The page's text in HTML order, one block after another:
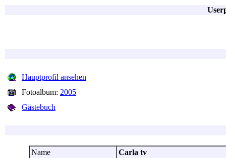
Hauptprofil ansehen
Fotoalbum: 2005
Gästebuch
Name Carla tv